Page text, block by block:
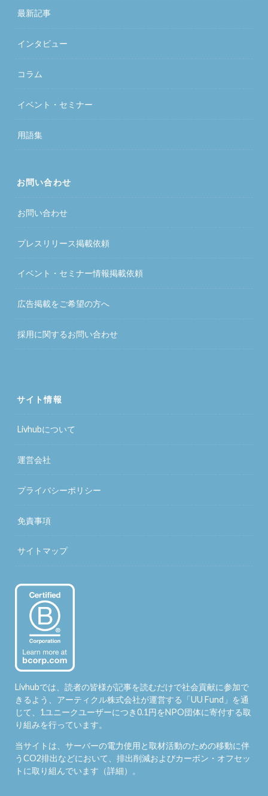
最新記事
インタビュー
コラム
イベント・セミナー
用語集
お問い合わせ
お問い合わせ
プレスリリース掲載依頼
イベント・セミナー情報掲載依頼
広告掲載をご希望の方へ
採用に関するお問い合わせ
サイト情報
Livhubについて
運営会社
プライバシーポリシー
免責事項
サイトマップ
Livhubでは、読者の皆様が記事を読むだけで社会貢献に参加で
きるよう、アーティクル株式会社が運営する「UU Fund 」を通
じて、1ユニークユーザーにつき0.1円をNPO団体に寄付する取
り組みを行っています。
当サイトは、サーバーの電力使用と取材活動のための移動に伴
うCO2排出などにおいて、排出削減およびカーボン・オフセッ
トに取り組んでいます（詳細）。